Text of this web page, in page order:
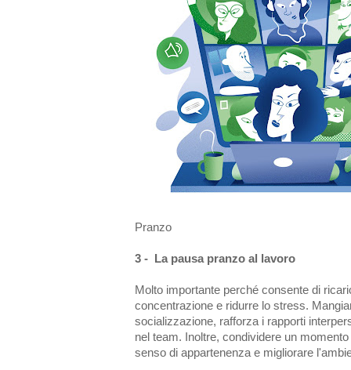
Pranzo
3 - La pausa pranzo al lavoro
Molto importante perché consente di
concentrazione e ridurre lo stress.
socializzazione, rafforza i rapporti
nel team. Inoltre, condividere un
senso di appartenenza e migliorare